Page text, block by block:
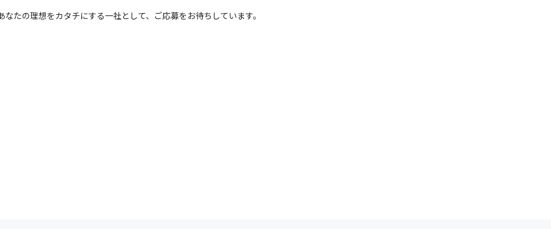
たの理想をカタチにする一社として、ご応募をお待ちしています。